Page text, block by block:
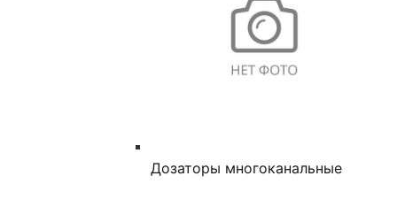
Дозаторы многоканальные